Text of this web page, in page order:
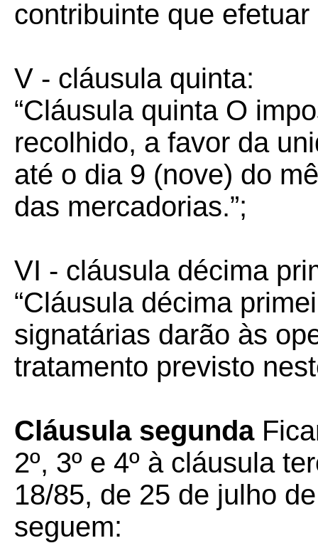
contribuinte que
V - cláusula quinta:
“Cláusula quinta O
recolhido, a favor da
até o dia 9 (nove) do
das mercadorias.”;
VI - cláusula décima
“Cláusula décima
signatárias darão às
tratamento previsto
Cláusula segunda
2º, 3º e 4º à cláusula
18/85, de 25 de julho
seguem: